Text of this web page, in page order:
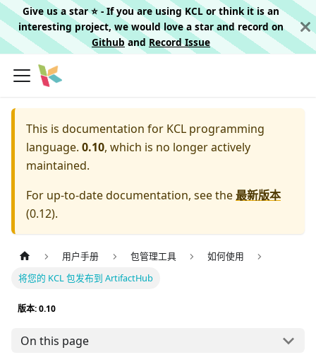
Give us a star ⭐️ - If you are using KCL or think it is an
interesting project, we would love a star and record on
Githuband Record Issue
This is documentation for KCL programming
language. 0.10, which is no longer actively
maintained.
For up-to-date documentation, see the最新版本
(0.12).
用户手册 包管理工具
如何使用
将您的 KCL 包发布到 ArtifactHub
版本: 0.10
On this page